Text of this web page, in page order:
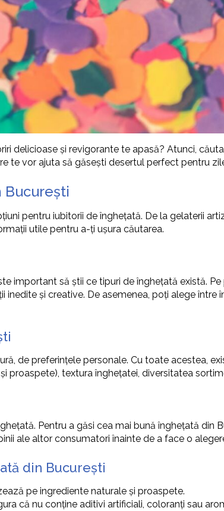
delicioase și revigorante te apasă? Atunci,
vor ajuta să găsești desertul perfect pentru
București
pentru iubitorii de înghețată. De la gelaterii
utile pentru a-ți ușura căutarea.
important să știi ce tipuri de înghețată există.
și creative. De asemenea, poți alege
de preferințele personale. Cu toate acestea,
textura înghețatei, diversitatea
Pentru a găsi cea mai bună înghețată din
ale altor consumatori înainte de a face o
din București
pe ingrediente naturale și proaspete.
că nu conține aditivi artificiali, coloranți sau